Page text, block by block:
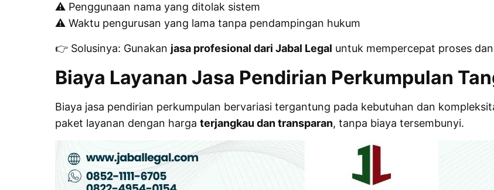
⚠️ Penggunaan nama yang ditolak sistem
⚠️ Waktu pengurusan yang lama tanpa pendampingan hukum
👉 Solusinya: Gunakan jasa profesional dari Jabal Legal untuk mempercepat proses
Biaya Layanan Jasa Pendirian Perkumpulan
Biaya jasa pendirian perkumpulan bervariasi tergantung pada kebutuhan dan
paket layanan dengan harga terjangkau dan transparan, tanpa biaya tersembunyi.